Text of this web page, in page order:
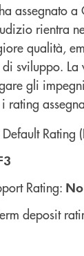
assegnato
rientra
qualità,
sviluppo.
gli
rating
Rating
Rating:
deposit